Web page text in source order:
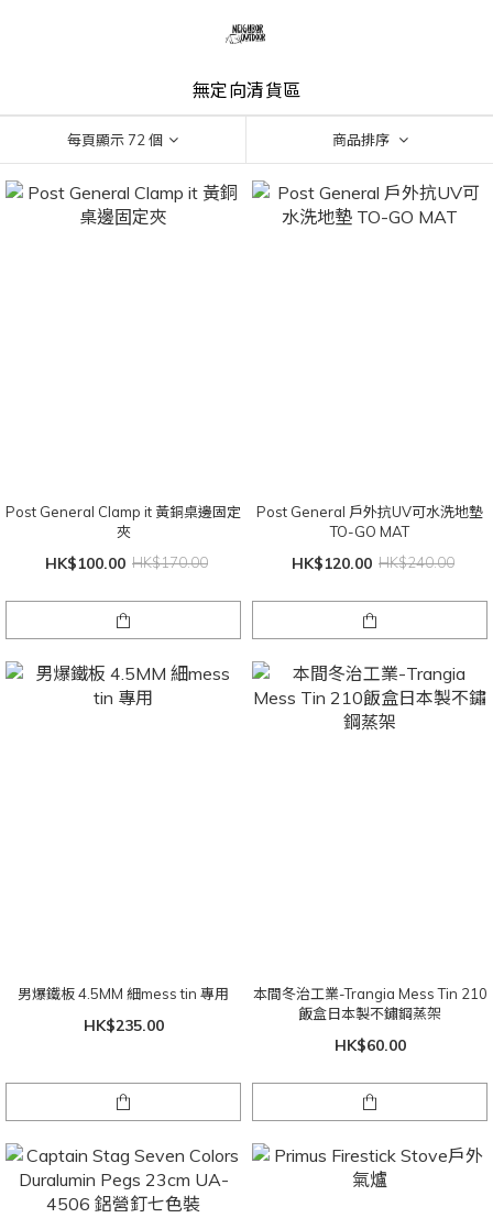
無定向清貨區
每頁顯示 72 個 商品排序
Post General Clamp it 黃銅桌邊固定
夾
HK$100.00 HK$170.00
Post General 戶外抗UV可水洗地墊
TO-GO MAT
HK$120.00 HK$240.00
男爆鐵板 4.5MM 細mess tin 專用
HK$235.00
本間冬治工業-Trangia Mess Tin 210
飯盒日本製不鏽鋼蒸架
HK$60.00